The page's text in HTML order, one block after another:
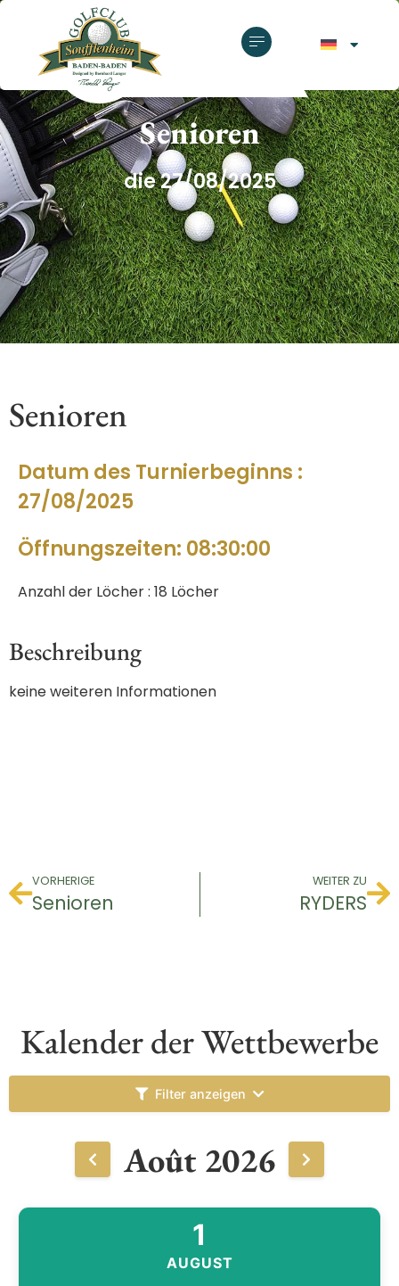
Senioren
die 27/08/2025
Senioren
Datum des Turnierbeginns :
27/08/2025
Öffnungszeiten: 08:30:00
Anzahl der Löcher : 18 Löcher
Beschreibung
keine weiteren Informationen
VORHERIGE
Senioren
WEITER ZU
RYDERS
Kalender der Wettbewerbe
Filter anzeigen
Août 2026
1
AUGUST